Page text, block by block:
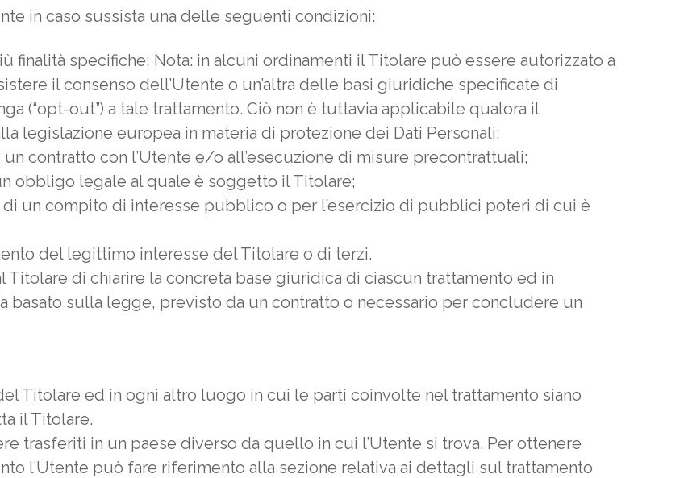
in caso sussista una delle seguenti condizioni:
finalità specifiche; Nota: in alcuni ordinamenti il Titolare può essere autorizzato a
il consenso dell’Utente o un’altra delle basi giuridiche specificate di
(“opt-out”) a tale trattamento. Ciò non è tuttavia applicabile qualora il
legislazione europea in materia di protezione dei Dati Personali;
contratto con l’Utente e/o all’esecuzione di misure precontrattuali;
obbligo legale al quale è soggetto il Titolare;
di un compito di interesse pubblico o per l’esercizio di pubblici poteri di cui è
del legittimo interesse del Titolare o di terzi.
Titolare di chiarire la concreta base giuridica di ciascun trattamento ed in
basato sulla legge, previsto da un contratto o necessario per concludere un
Titolare ed in ogni altro luogo in cui le parti coinvolte nel trattamento siano
il Titolare.
trasferiti in un paese diverso da quello in cui l’Utente si trova. Per ottenere
l’Utente può fare riferimento alla sezione relativa ai dettagli sul trattamento